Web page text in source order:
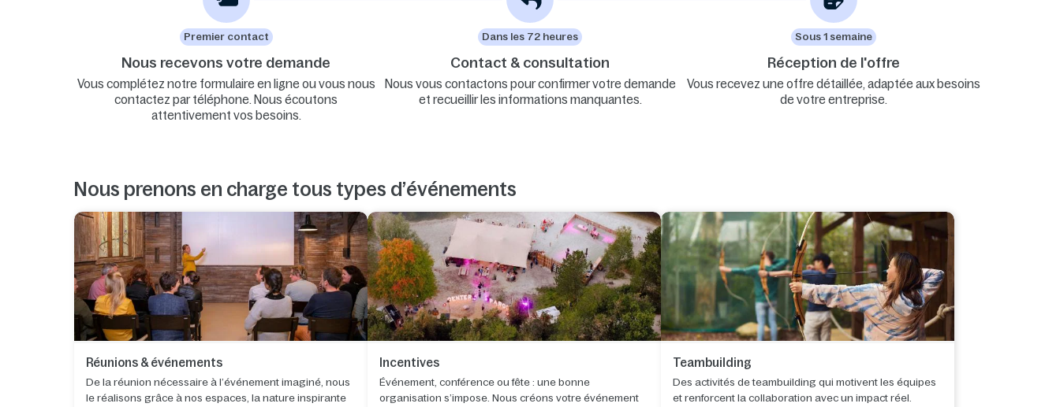
Premier contact
Nous recevons votre demande
Vous complétez notre formulaire en ligne ou vous nous
contactez par téléphone. Nous écoutons
attentivement vos besoins.
Dans les 72 heures
Contact & consultation
Nous vous contactons pour confirmer votre demande
et recueillir les informations manquantes.
Sous 1 semaine
Réception de l'offre
Vous recevez une offre détaillée, adaptée aux besoins
de votre entreprise.
Nous prenons en charge tous types d’événements
Réunions & événements
De la réunion nécessaire à l’événement imaginé, nous
le réalisons grâce à nos espaces, la nature inspirante
Incentives
Événement, conférence ou fête : une bonne
organisation s’impose. Nous créons votre événement
Teambuilding
Des activités de teambuilding qui motivent les équipes
et renforcent la collaboration avec un impact réel.